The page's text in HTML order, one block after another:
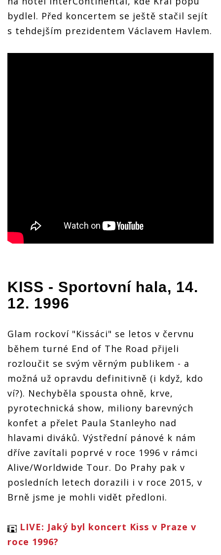
bydlel. Před koncertem se ještě stačil sejít
s tehdejším prezidentem Václavem Havlem.
KISS - Sportovní hala, 14.
12. 1996
Glam rockoví "Kissáci" se letos v červnu
během turné End of The Road přijeli
rozloučit se svým věrným publikem - a
možná už opravdu definitivně (i když, kdo
ví?). Nechyběla spousta ohně, krve,
pyrotechnická show, miliony barevných
konfet a přelet Paula Stanleyho nad
hlavami diváků. Výstřední pánové k nám
dříve zavítali poprvé v roce 1996 v rámci
Alive/Worldwide Tour. Do Prahy pak v
posledních letech dorazili i v roce 2015, v
Brně jsme je mohli vidět předloni.
LIVE: Jaký byl koncert Kiss v Praze v
roce 1996?